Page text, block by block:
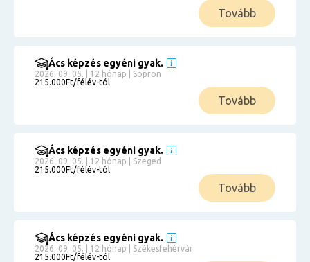
Tovább
Ács képzés egyéni gyak.
2026. 09. 05. | 12 hónap | Sopron
215.000Ft/félév-tól
Tovább
Ács képzés egyéni gyak.
2026. 09. 05. | 12 hónap | Szeged
215.000Ft/félév-tól
Tovább
Ács képzés egyéni gyak.
2026. 09. 05. | 12 hónap | Székesfehérvár
215.000Ft/félév-tól